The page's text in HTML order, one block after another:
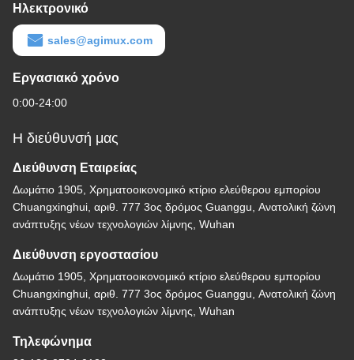
Ηλεκτρονικό
sales@agimux.com
Εργασιακό χρόνο
0:00-24:00
Η διεύθυνσή μας
Διεύθυνση Εταιρείας
Δωμάτιο 1905, Χρηματοοικονομικό κτίριο ελεύθερου εμπορίου
Chuangxinghui, αριθ. 777 3ος δρόμος Guanggu, Ανατολική ζώνη
ανάπτυξης νέων τεχνολογιών λίμνης, Wuhan
Διεύθυνση εργοστασίου
Δωμάτιο 1905, Χρηματοοικονομικό κτίριο ελεύθερου εμπορίου
Chuangxinghui, αριθ. 777 3ος δρόμος Guanggu, Ανατολική ζώνη
ανάπτυξης νέων τεχνολογιών λίμνης, Wuhan
Τηλεφώνημα